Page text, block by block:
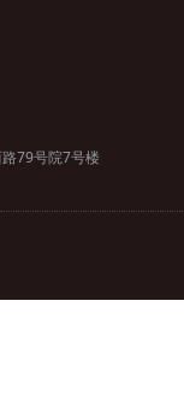
79号院7号楼